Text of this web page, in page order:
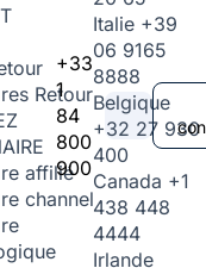
Retour
affilié
channel
+33
1
84
800
900
Italie +39
06 9165
8888
Belgique
+32 27 930
400
Canada +1
438 448
4444
Irlande